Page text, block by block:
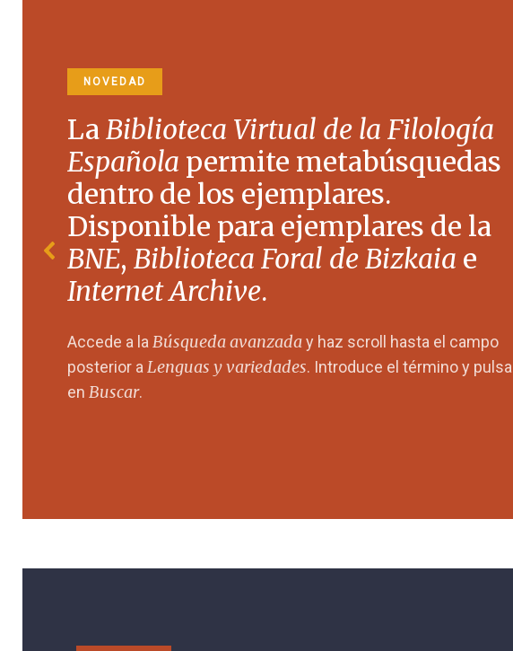
NOVEDAD
LaBiblioteca Virtual de la Filología
Española permite metabúsquedas
dentro de los ejemplares.
Disponible para ejemplares de la
BNE, Biblioteca Foral de Bizkaia e
Internet Archive.
Accede a laBúsqueda avanzaday haz scroll hasta el campo
posterior aLenguas y variedades. Introduce el término y pulsa
en Buscar.